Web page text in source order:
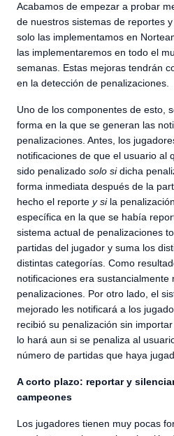
Acabamos de empezar a probar
de nuestros sistemas de reportes
solo las implementamos en
las implementaremos en todo el
semanas. Estas mejoras tendrán
en la detección de penalizaciones.
Uno de los componentes de esto,
forma en la que se generan las
penalizaciones. Antes, los
notificaciones de que el usuario al
sido penalizado solo sidicha
forma inmediata después de la
hecho el reporte y si la
específica en la que se había
sistema actual de penalizaciones
partidas del jugador y suma los
distintas categorías. Como
notificaciones era sustancialmente
penalizaciones. Por otro lado, el
mejorado les notificará a los
recibió su penalización sin
lo hará aun si se penaliza al
número de partidas que haya
A corto plazo: reportar y
campeones
Los jugadores tienen muy pocas